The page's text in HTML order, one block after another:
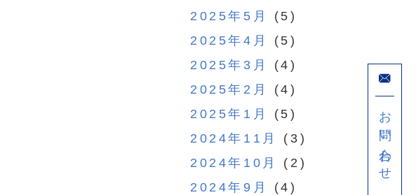
お問い合わせ
2025年5月
(5)
2025年4月
(5)
2025年3月
(4)
2025年2月
(4)
2025年1月
(5)
2024年11月
(3)
2024年10月
(2)
2024年9月
(4)